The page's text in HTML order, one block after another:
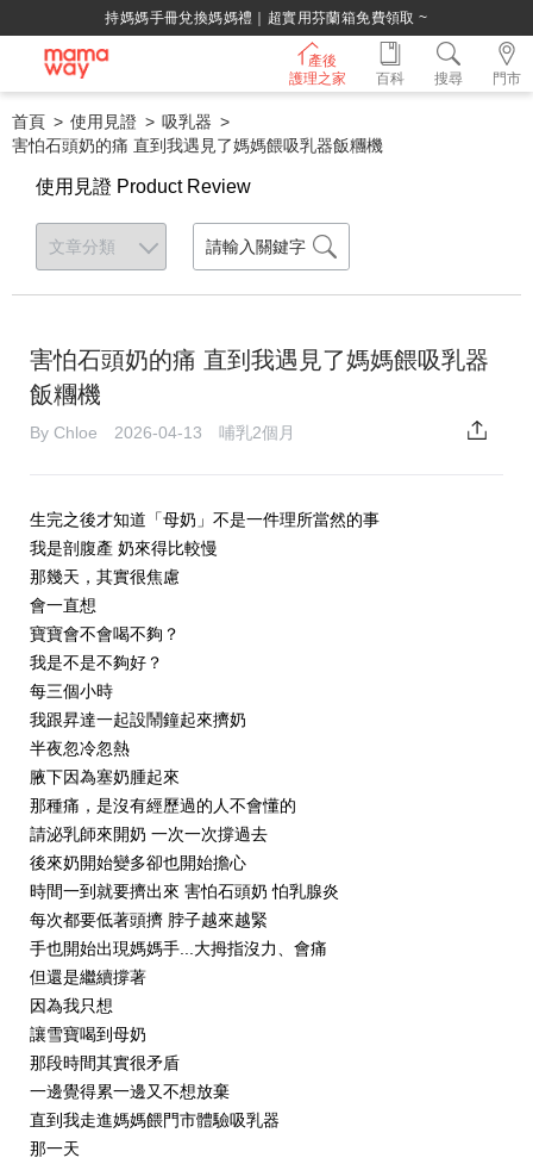
蘭箱免費領取 ~ 綁定LINE好友，500購
產後
護理之家
門市
百科 搜尋
首頁 使用見證
吸乳器
害怕石頭奶的痛 直到我遇見了媽媽餵吸乳器飯糰機
使用見證 Product Review
害怕石頭奶的痛 直到我遇見了媽媽餵吸乳器
飯糰機
By Chloe 2026-04-13 哺乳2個月
生完之後才知道「母奶」不是一件理所當然的事
我是剖腹產 奶來得比較慢
那幾天，其實很焦慮
會一直想
寶寶會不會喝不夠？
我是不是不夠好？
每三個小時
我跟昇達一起設鬧鐘起來擠奶
半夜忽冷忽熱
腋下因為塞奶腫起來
那種痛，是沒有經歷過的人不會懂的
請泌乳師來開奶 一次一次撐過去
後來奶開始變多卻也開始擔心
時間一到就要擠出來 害怕石頭奶 怕乳腺炎
每次都要低著頭擠 脖子越來越緊
手也開始出現媽媽手...大拇指沒力、會痛
但還是繼續撐著
因為我只想
讓雪寶喝到母奶
那段時間其實很矛盾
一邊覺得累一邊又不想放棄
直到我走進媽媽餵門市體驗吸乳器
那一天